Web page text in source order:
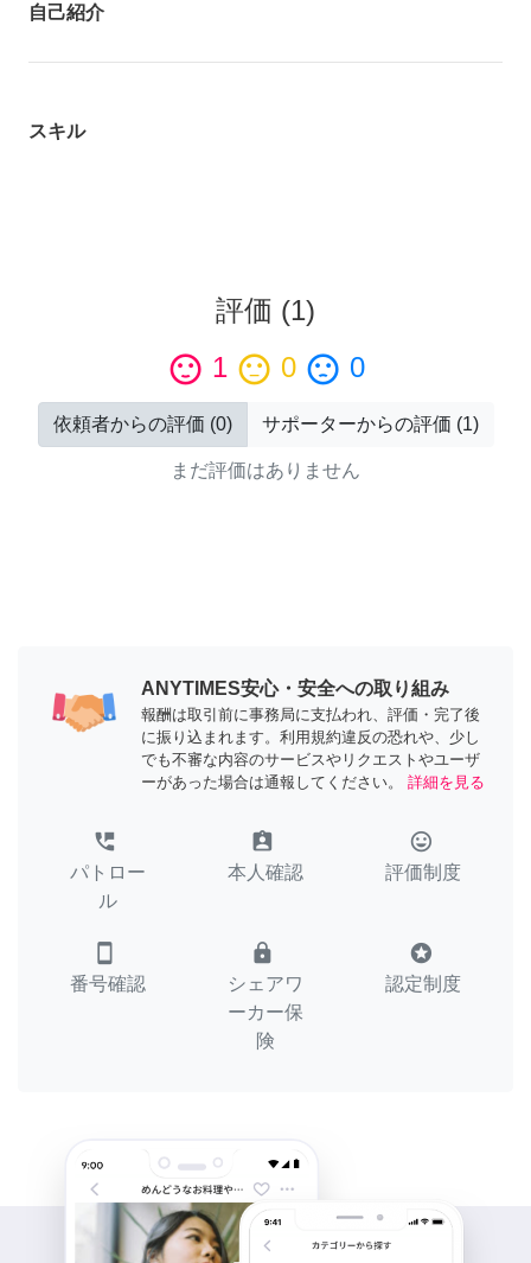
自己紹介
スキル
評価 (1)
sentiment_satisfied 1 sentiment_neutral 0 sentiment_dissatisfied 0
依頼者からの評価 (0) サポーターからの評価 (1)
まだ評価はありません
ANYTIMES安心・安全への取り組み
報酬は取引前に事務局に支払われ、評価・完了後
に振り込まれます。利用規約違反の恐れや、少し
でも不審な内容のサービスやリクエストやユーザ
ーがあった場合は通報してください。
詳細を見る
perm_phone_msg
パトロー
ル
assignment_ind
本人確認
tag_faces
評価制度
smartphone
番号確認
lock
シェアワ
ーカー保
険
stars
認定制度